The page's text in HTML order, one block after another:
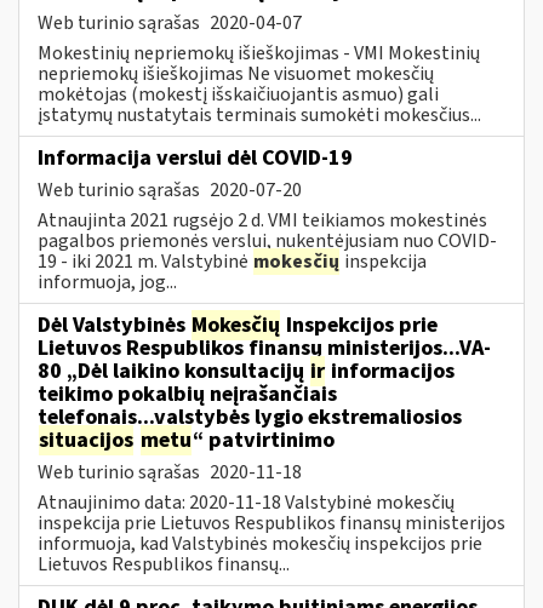
Web turinio sąrašas 2020-04-07
Mokestinių nepriemokų išieškojimas - VMI Mokestinių
nepriemokų išieškojimas Ne visuomet mokesčių
mokėtojas (mokestį išskaičiuojantis asmuo) gali
įstatymų nustatytais terminais sumokėti mokesčius...
Informacija verslui dėl COVID-19
Web turinio sąrašas 2020-07-20
Atnaujinta 2021 rugsėjo 2 d. VMI teikiamos mokestinės
pagalbos priemonės verslui, nukentėjusiam nuo COVID-
19 - iki 2021 m. Valstybinė mokesčių inspekcija
informuoja, jog...
Dėl Valstybinės Mokesčių Inspekcijos prie
Lietuvos Respublikos finansų ministerijos...VA-
80 „Dėl laikino konsultacijų ir informacijos
teikimo pokalbių neįrašančiais
telefonais...valstybės lygio ekstremaliosios
situacijos metu“ patvirtinimo
Web turinio sąrašas 2020-11-18
Atnaujinimo data: 2020-11-18 Valstybinė mokesčių
inspekcija prie Lietuvos Respublikos finansų ministerijos
informuoja, kad Valstybinės mokesčių inspekcijos prie
Lietuvos Respublikos finansų...